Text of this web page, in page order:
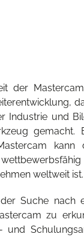
der
Industrie und
weltweit ist.
Suche nach
zu
und